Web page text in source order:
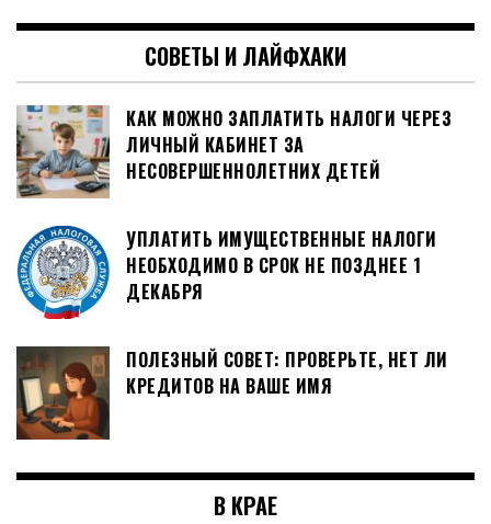
СОВЕТЫ И ЛАЙФХАКИ
КАК МОЖНО ЗАПЛАТИТЬ НАЛОГИ ЧЕРЕЗ
ЛИЧНЫЙ КАБИНЕТ ЗА
НЕСОВЕРШЕННОЛЕТНИХ ДЕТЕЙ
УПЛАТИТЬ ИМУЩЕСТВЕННЫЕ НАЛОГИ
НЕОБХОДИМО В СРОК НЕ ПОЗДНЕЕ 1
ДЕКАБРЯ
ПОЛЕЗНЫЙ СОВЕТ: ПРОВЕРЬТЕ, НЕТ ЛИ
КРЕДИТОВ НА ВАШЕ ИМЯ
В КРАЕ